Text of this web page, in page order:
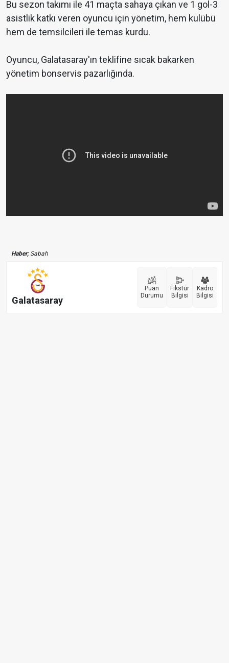
Bu sezon takımı ile 41 maçta sahaya çıkan ve 1 gol-3
asistlik katkı veren oyuncu için yönetim, hem kulübü
hem de temsilcileri ile temas kurdu.
Oyuncu, Galatasaray'ın teklifine sıcak bakarken
yönetim bonservis pazarlığında.
Haber;Sabah
Galatasaray
Puan
Durumu
Fikstür
Bilgisi
Kadro
Bilgisi